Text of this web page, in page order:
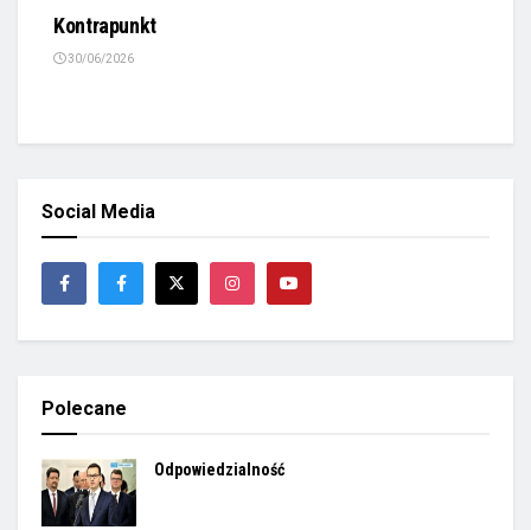
Kontrapunkt
30/06/2026
Social Media
Polecane
Odpowiedzialność